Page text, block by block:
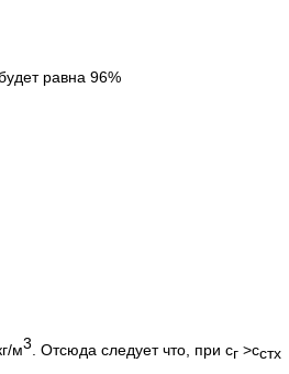
равна 96%
м3 . Отсюда следует что, при сг >cстх